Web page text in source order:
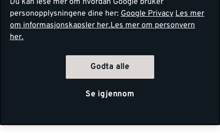
personopplysningene dine her: Google Privacy Les mer
om informasjonskapsler her.Les mer om personvern
her.
Godta alle
Se igjennom